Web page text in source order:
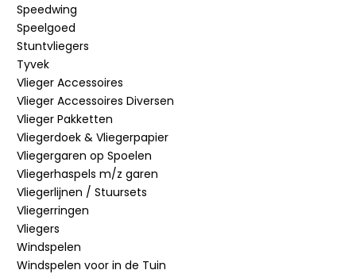
Speedwing
Speelgoed
Stuntvliegers
Tyvek
Vlieger Accessoires
Vlieger Accessoires Diversen
Vlieger Pakketten
Vliegerdoek & Vliegerpapier
Vliegergaren op Spoelen
Vliegerhaspels m/z garen
Vliegerlijnen / Stuursets
Vliegerringen
Vliegers
Windspelen
Windspelen voor in de Tuin